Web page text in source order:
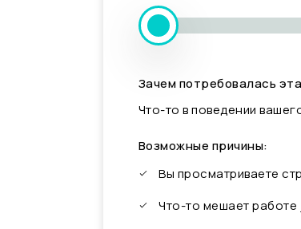
Зачем потребовалась
Что-то в поведении
Возможные причины:
Вы просматриваете
Что-то мешает